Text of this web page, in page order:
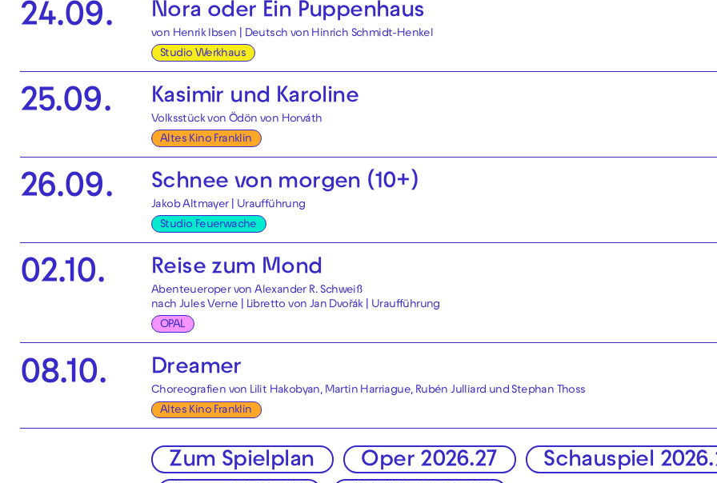
24.09. Nora oder Ein Puppenhaus
von Henrik Ibsen | Deutsch von Hinrich Schmidt-Henkel
Studio Werkhaus
25.09. Kasimir und Karoline
Volksstück von Ödön von Horváth
Altes Kino Franklin
26.09. Schnee von morgen (10+)
Jakob Altmayer | Uraufführung
Studio Feuerwache
02.10. Reise zum Mond
Abenteueroper von Alexander R. Schweiß
nach Jules Verne | Libretto von Jan Dvořák | Uraufführung
OPAL
08.10. Dreamer
Choreografien von Lilit Hakobyan, Martin Harriague, Rubén Julliard und Stephan Thoss
Altes Kino Franklin
Zum Spielplan Oper 2026.27
Schauspiel